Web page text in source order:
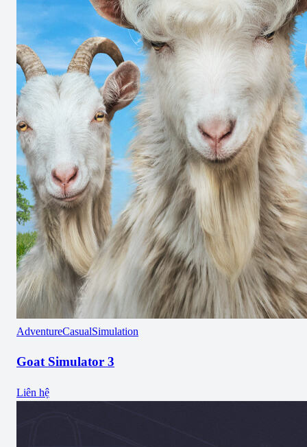
AdventureCasualSimulation
Goat Simulator 3
Liên hệ